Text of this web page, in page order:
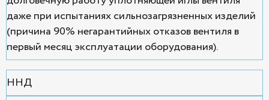
даже при испытаниях сильнозагрязненных изделий
(причина 90% негарантийных отказов вентиля в
первый месяц эксплуатации оборудования).
ННД